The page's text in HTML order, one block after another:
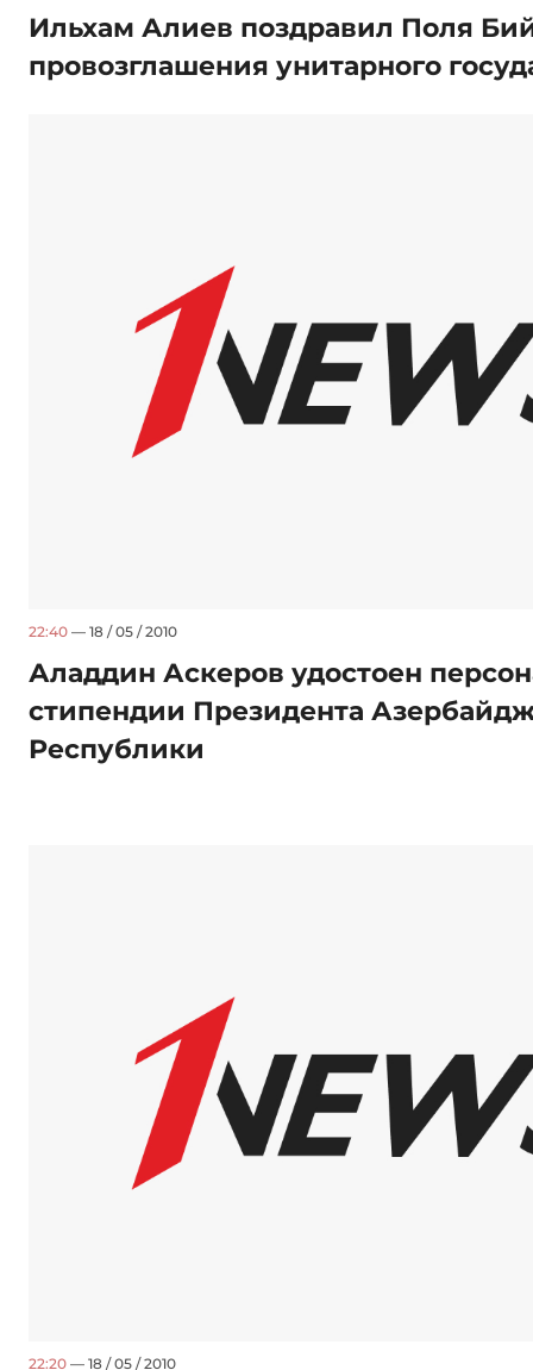
Ильхам Алиев поздравил Поля
провозглашения унитарного
22:40 — 18 / 05 / 2010
Аладдин Аскеров удостоен
стипендии Президента
Республики
22:20 — 18 / 05 / 2010